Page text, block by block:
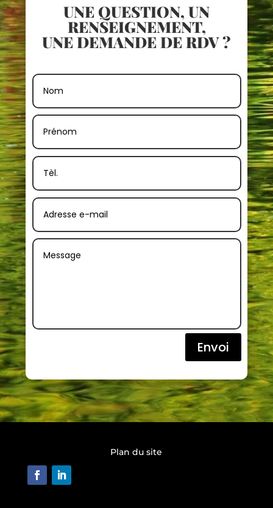
UNE QUESTION, UN
RENSEIGNEMENT,
UNE DEMANDE DE RDV ?
Envoi
Plan du site